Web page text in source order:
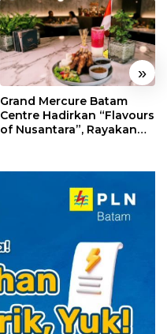
»
Grand Mercure Batam
Centre Hadirkan “Flavours
of Nusantara”, Rayakan